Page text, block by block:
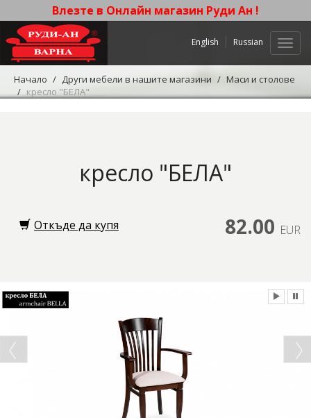
Влезте в Онлайн магазин Руди Ан !
English Russian
Начало Други мебели в нашите магазини
Маси и столове
кресло "БЕЛА"
кресло "БЕЛА"
82.00 EUR
Откъде да купя